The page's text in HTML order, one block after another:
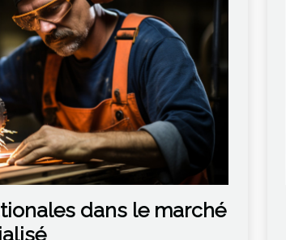
dans le marché